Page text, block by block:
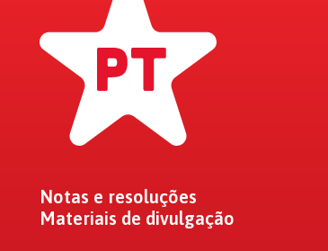
Notas e resoluções
Materiais de divulgação